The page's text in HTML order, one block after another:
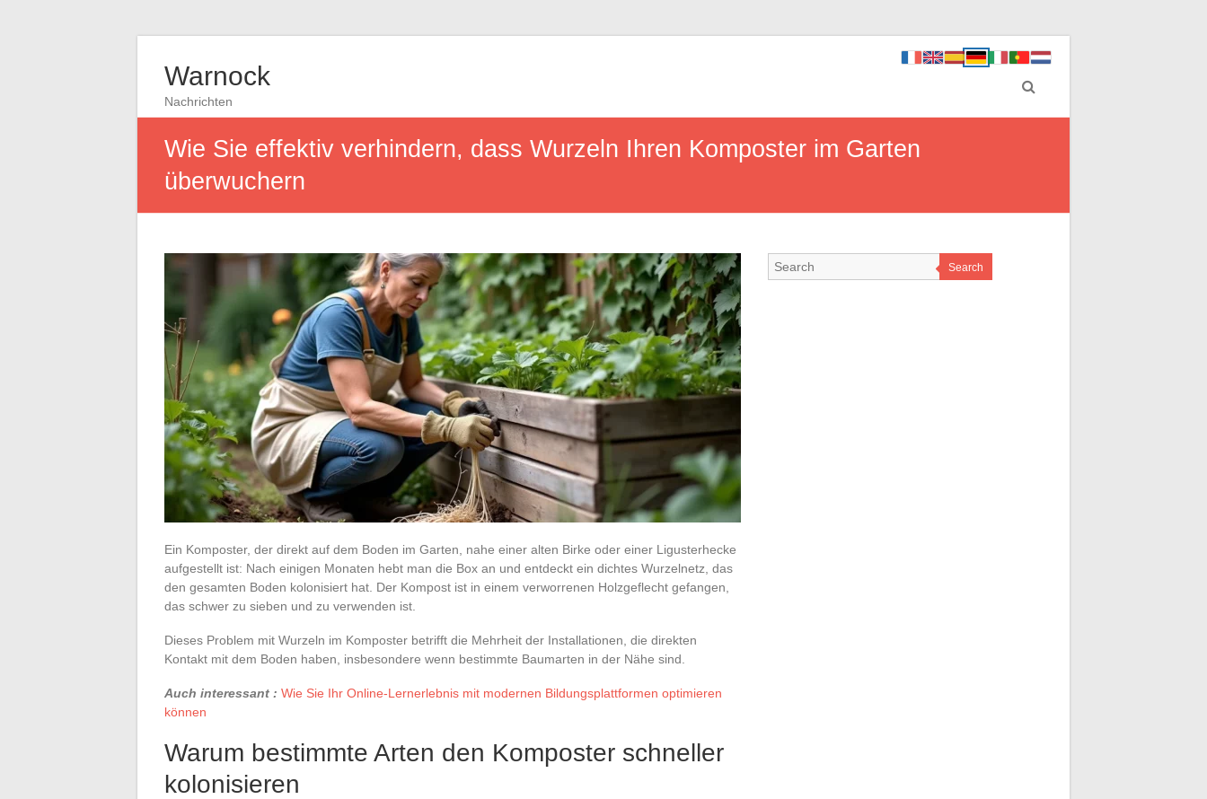
Warnock
Nachrichten
Wie Sie effektiv verhindern, dass Wurzeln Ihren Komposter im Garten
überwuchern
Ein Komposter, der direkt auf dem Boden im Garten, nahe einer alten Birke oder einer Ligusterhecke
aufgestellt ist: Nach einigen Monaten hebt man die Box an und entdeckt ein dichtes Wurzelnetz, das
den gesamten Boden kolonisiert hat. Der Kompost ist in einem verworrenen Holzgeflecht gefangen,
das schwer zu sieben und zu verwenden ist.
Dieses Problem mit Wurzeln im Komposter betrifft die Mehrheit der Installationen, die direkten
Kontakt mit dem Boden haben, insbesondere wenn bestimmte Baumarten in der Nähe sind.
Auch interessant : Wie Sie Ihr Online-Lernerlebnis mit modernen Bildungsplattformen optimieren
können
Warum bestimmte Arten den Komposter schneller
kolonisieren
Search